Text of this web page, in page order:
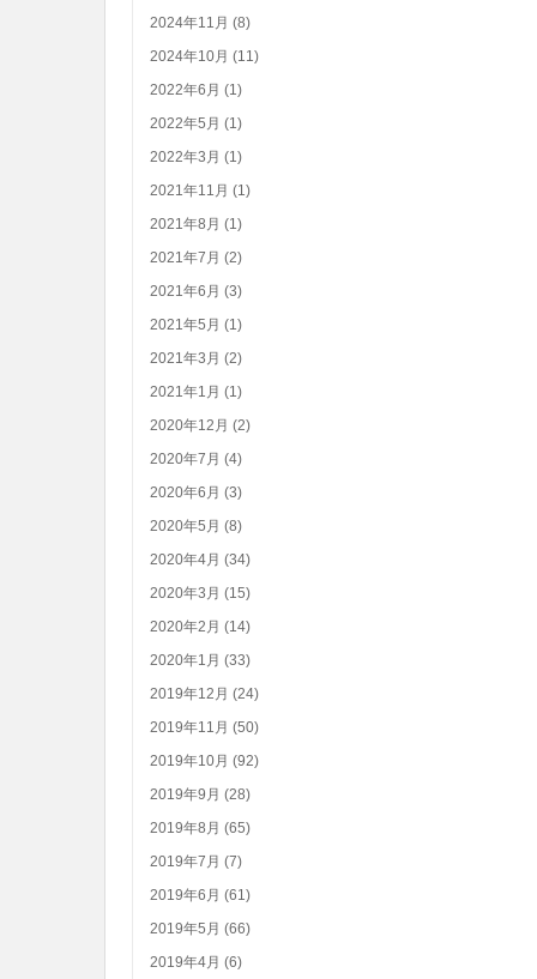
2024年11月 (8)
2024年10月 (11)
2022年6月 (1)
2022年5月 (1)
2022年3月 (1)
2021年11月 (1)
2021年8月 (1)
2021年7月 (2)
2021年6月 (3)
2021年5月 (1)
2021年3月 (2)
2021年1月 (1)
2020年12月 (2)
2020年7月 (4)
2020年6月 (3)
2020年5月 (8)
2020年4月 (34)
2020年3月 (15)
2020年2月 (14)
2020年1月 (33)
2019年12月 (24)
2019年11月 (50)
2019年10月 (92)
2019年9月 (28)
2019年8月 (65)
2019年7月 (7)
2019年6月 (61)
2019年5月 (66)
2019年4月 (6)